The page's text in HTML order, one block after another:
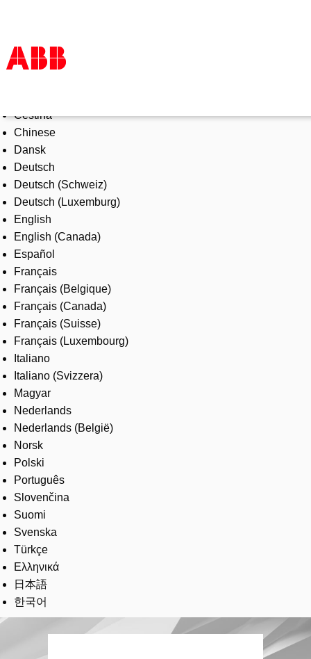
Products & Solutions
Industries
Services
About us
Where to buy
Contact us
Careers
Čeština
Chinese
Dansk
Deutsch
Deutsch (Schweiz)
Deutsch (Luxemburg)
English
English (Canada)
Español
Français
Français (Belgique)
Français (Canada)
Français (Suisse)
Français (Luxembourg)
Italiano
Italiano (Svizzera)
Magyar
Nederlands
Nederlands (België)
Norsk
Polski
Português
Slovenčina
Suomi
Svenska
Türkçe
Ελληνικά
日本語
한국어